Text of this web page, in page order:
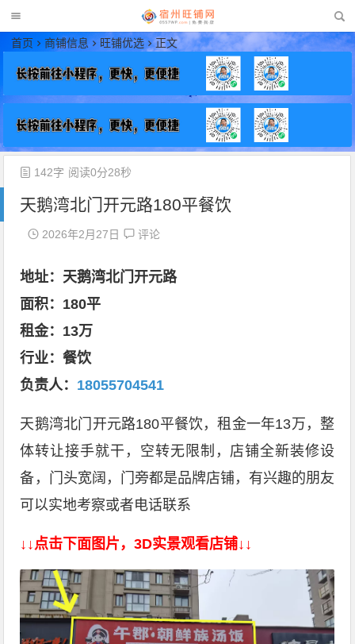
首页 商铺信息 旺铺优选 正文
天鹅湾北门开元路180平餐饮
2026年2月27日 评论
142字 阅读0分28秒
地址：天鹅湾北门开元路
面积：180平
租金：13万
行业：餐饮
负责人： 18055704541
天鹅湾北门开元路180平餐饮，租金一年13万，整
体转让接手就干，空转无限制，店铺全新装修设
备，门头宽阔，门旁都是品牌店铺，有兴趣的朋友
可以实地考察或者电话联系
↓↓点击下面图片，3D实景观看店铺↓↓